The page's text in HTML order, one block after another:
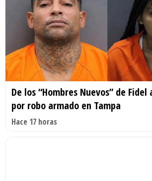
De los “Hombres Nuevos” de
por robo armado en Tampa
Hace 17 horas